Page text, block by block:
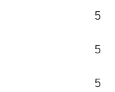
5
5
5